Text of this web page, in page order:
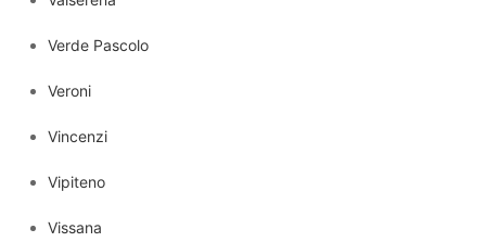
Verde Pascolo
Veroni
Vincenzi
Vipiteno
Vissana